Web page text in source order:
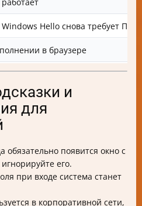
Hello снова требует ПИН
в браузере
и
для
появится окно с
его.
при входе система станет
в корпоративной сети,